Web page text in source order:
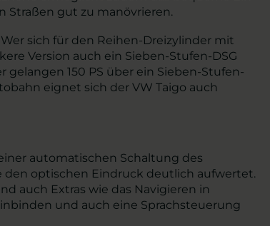
Straßen gut zu manövrieren.
sich für den Reihen-Dreizylinder mit
Version auch ein Sieben-Stufen-DSG
150 PS über ein Sieben-Stufen-
eignet sich der VW Taigo auch
automatischen Schaltung des
den optischen Eindruck deutlich aufwertet.
auch Extras wie das Navigieren in
und auch eine Sprachsteuerung